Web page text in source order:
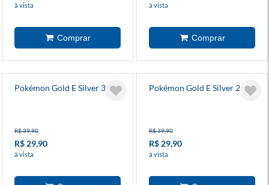
à vista à vista
Pokémon Gold E Silver 3
R$ 39,90
R$ 29,90
à vista
Pokémon Gold E Silver 2
R$ 39,90
R$ 29,90
à vista